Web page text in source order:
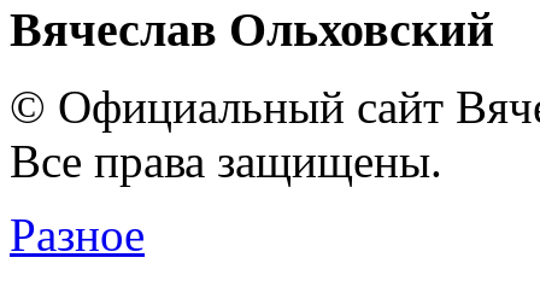
Вячеслав Ольховский
© Официальный сайт
Все права защищены.
Разное